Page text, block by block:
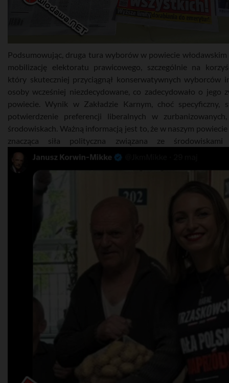
Podsumowując, druga tura wyborów w powiecie włodawskim
mobilizację elektoratu prawicowego, szczególnie na
który skuteczniej przyciągnął konserwatywnych wyborców
osoby wcześniej niezdecydowane, co zadecydowało o jego
powiecie. Wynik w Zakładzie Karnym, choć specyficzny,
potwierdzenie preferencji liberalnych w
środowiskach. Ważną informacją jest to, że w naszym
znacząca siła polityczna związana ze środowiskami